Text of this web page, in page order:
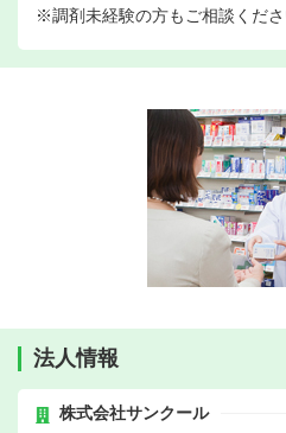
※調剤未経験の方もご相談くださ
法人情報
株式会社サンクール